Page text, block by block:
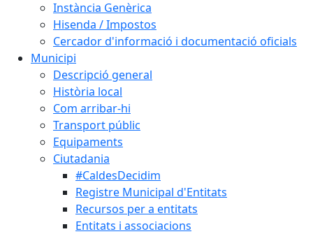
Instància Genèrica
Hisenda / Impostos
Cercador d'informació i documentació oficials
Municipi
Descripció general
Història local
Com arribar-hi
Transport públic
Equipaments
Ciutadania
#CaldesDecidim
Registre Municipal d'Entitats
Recursos per a entitats
Entitats i associacions